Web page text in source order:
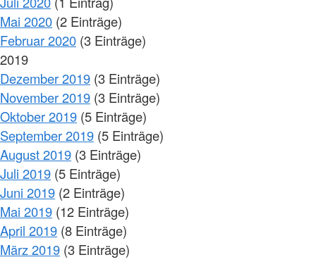
Mai 2020 (2 Einträge)
Februar 2020 (3 Einträge)
2019
Dezember 2019 (3 Einträge)
November 2019 (3 Einträge)
Oktober 2019 (5 Einträge)
September 2019 (5 Einträge)
August 2019 (3 Einträge)
Juli 2019 (5 Einträge)
Juni 2019 (2 Einträge)
Mai 2019 (12 Einträge)
April 2019 (8 Einträge)
März 2019 (3 Einträge)